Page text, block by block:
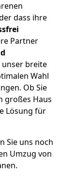
dass ihre
Partner
unser breite
Wahl
Ob Sie
großes Haus
Lösung für
Sie uns noch
Umzug von